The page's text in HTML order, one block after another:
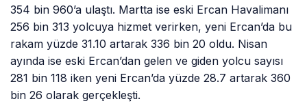
354 bin 960’a ulaştı. Martta ise eski Ercan Havalimanı
256 bin 313 yolcuya hizmet verirken, yeni Ercan’da bu
rakam yüzde 31.10 artarak 336 bin 20 oldu. Nisan
ayında ise eski Ercan’dan gelen ve giden yolcu sayısı
281 bin 118 iken yeni Ercan’da yüzde 28.7 artarak 360
bin 26 olarak gerçekleşti.